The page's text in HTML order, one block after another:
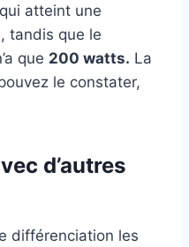
atteint une
, tandis que le
que 200 watts. La
le constater,
d’autres
différenciation les